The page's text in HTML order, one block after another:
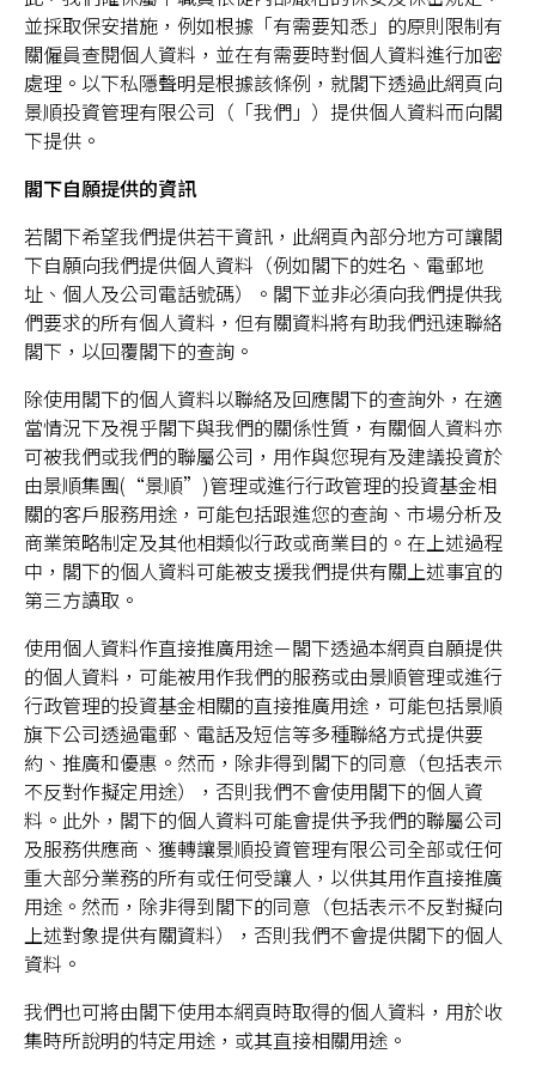
並採取保安措施，例如根據「有需要知悉」的原則限制有
關僱員查閱個人資料，並在有需要時對個人資料進行加密
處理。以下私隱聲明是根據該條例，就閣下透過此網頁向
景順投資管理有限公司（「我們」）提供個人資料而向閣
下提供。
閣下自願提供的資訊
若閣下希望我們提供若干資訊，此網頁內部分地方可讓閣
下自願向我們提供個人資料（例如閣下的姓名、電郵地
址、個人及公司電話號碼）。閣下並非必須向我們提供我
們要求的所有個人資料，但有關資料將有助我們迅速聯絡
閣下，以回覆閣下的查詢。
除使用閣下的個人資料以聯絡及回應閣下的查詢外，在適
當情況下及視乎閣下與我們的關係性質，有關個人資料亦
可被我們或我們的聯屬公司，用作與您現有及建議投資於
由景順集團(“景順”)管理或進行行政管理的投資基金相
關的客戶服務用途，可能包括跟進您的查詢、市場分析及
商業策略制定及其他相類似行政或商業目的。在上述過程
中，閣下的個人資料可能被支援我們提供有關上述事宜的
第三方讀取。
使用個人資料作直接推廣用途－閣下透過本網頁自願提供
的個人資料，可能被用作我們的服務或由景順管理或進行
行政管理的投資基金相關的直接推廣用途，可能包括景順
旗下公司透過電郵、電話及短信等多種聯絡方式提供要
約、推廣和優惠。然而，除非得到閣下的同意（包括表示
不反對作擬定用途），否則我們不會使用閣下的個人資
料。此外，閣下的個人資料可能會提供予我們的聯屬公司
及服務供應商、獲轉讓景順投資管理有限公司全部或任何
重大部分業務的所有或任何受讓人，以供其用作直接推廣
用途。然而，除非得到閣下的同意（包括表示不反對擬向
上述對象提供有關資料），否則我們不會提供閣下的個人
資料。
我們也可將由閣下使用本網頁時取得的個人資料，用於收
集時所說明的特定用途，或其直接相關用途。